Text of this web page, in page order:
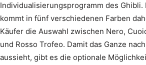
Individualisierungsprogramm des Ghibli.
kommt in fünf verschiedenen Farben
Käufer die Auswahl zwischen Nero,
und Rosso Trofeo. Damit das Ganze
aussieht, gibt es die optionale